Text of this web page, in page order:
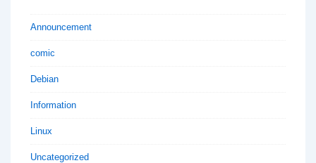
Announcement
comic
Debian
Information
Linux
Uncategorized